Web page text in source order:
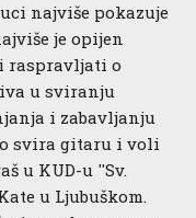
najviše pokazuje
je opijen
raspravljati o
u sviranju
i zabavljanju
svira gitaru i voli
u KUD-u ''Sv.
u Ljubuškom.